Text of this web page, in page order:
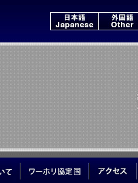
ワーホリ協定国